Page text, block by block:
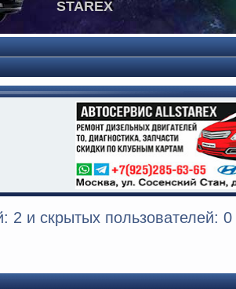
STAREX
2 и скрытых пользователей: 0